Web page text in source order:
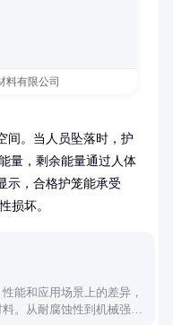
料有限公司
间。当人员坠落时，护
量，剩余能量通过人体
示，合格护笼能承受
损坏。
能和应用场景上的差异，
。从耐腐蚀性到机械强